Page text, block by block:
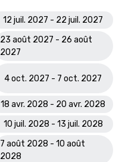
12 juil. 2027 - 22 juil. 2027
23 août 2027 - 26 août
2027
4 oct. 2027 - 7 oct. 2027
18 avr. 2028 - 20 avr. 2028
10 juil. 2028 - 13 juil. 2028
7 août 2028 - 10 août
2028